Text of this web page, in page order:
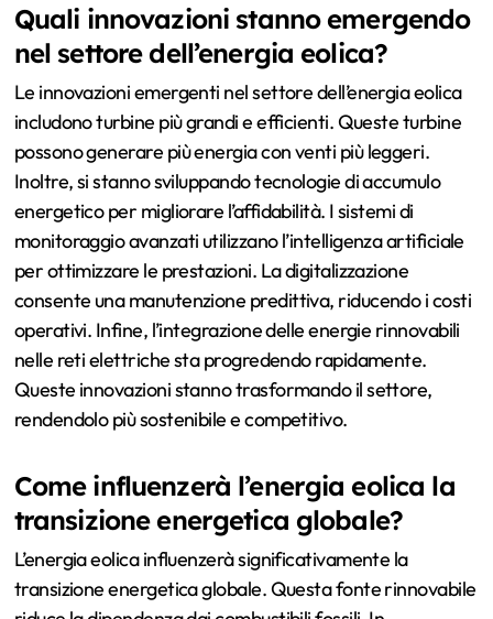
Quali innovazioni stanno emergendo
nel settore dell’energia eolica?
Le innovazioni emergenti nel settore dell’energia eolica
includono turbine più grandi e efficienti. Queste turbine
possono generare più energia con venti più leggeri.
Inoltre, si stanno sviluppando tecnologie di accumulo
energetico per migliorare l’affidabilità. I sistemi di
monitoraggio avanzati utilizzano l’intelligenza artificiale
per ottimizzare le prestazioni. La digitalizzazione
consente una manutenzione predittiva, riducendo i costi
operativi. Infine, l’integrazione delle energie rinnovabili
nelle reti elettriche sta progredendo rapidamente.
Queste innovazioni stanno trasformando il settore,
rendendolo più sostenibile e competitivo.
Come influenzerà l’energia eolica la
transizione energetica globale?
L’energia eolica influenzerà significativamente la
transizione energetica globale. Questa fonte rinnovabile